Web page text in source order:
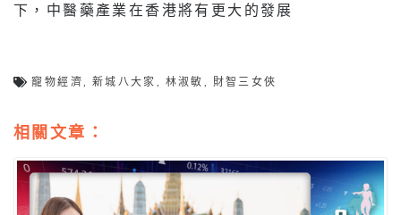
下，中醫藥產業在香港將有更大的發展
寵物經濟, 新城八大家 , 林淑敏 , 財智三女俠
相關文章：